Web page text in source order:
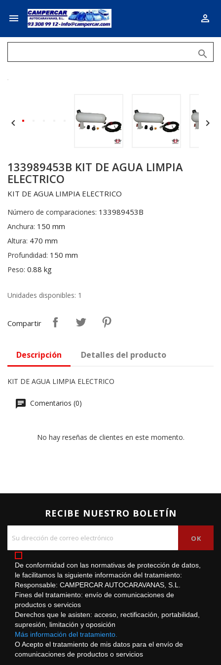
 

 
133989453B KIT DE AGUA LIMPIA
ELECTRICO
KIT DE AGUA LIMPIA ELECTRICO
Número de comparaciones: 133989453B
Anchura: 150 mm
Altura: 470 mm
Profundidad: 150 mm
Peso: 0.88 kg
Unidades disponibles: 1
Compartir
Descripción Detalles del producto
KIT DE AGUA LIMPIA ELECTRICO
Comentarios (0)
No hay reseñas de clientes en este momento.
RECIBE NUESTRO BOLETÍN
De conformidad con las normativas de protección de datos,
le facilitamos la siguiente información del tratamiento:
Responsable: CAMPERCAR AUTOCARAVANAS, S.L.
Fines del tratamiento: envío de comunicaciones de
productos o servicios
Derechos que le asisten: acceso, rectificación, portabilidad,
supresión, limitación y oposición
Más información del tratamiento.
O Acepto el tratamiento de mis datos para el envío de
comunicaciones de productos o servicios